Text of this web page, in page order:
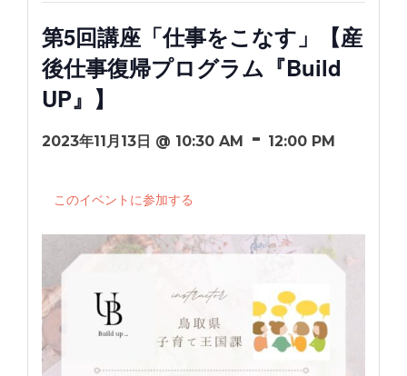
第5回講座「仕事をこなす」【産
後仕事復帰プログラム『Build
UP』】
2023年11月13日 @ 10:30 AM - 12:00 PM
このイベントに参加する